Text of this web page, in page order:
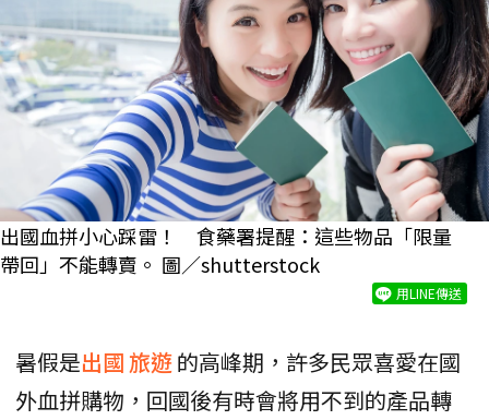
出國血拼小心踩雷！ 食藥署提醒：這些物品「限量
帶回」不能轉賣。 圖／shutterstock
用LINE傳送
暑假是出國旅遊的高峰期，許多民眾喜愛在國
外血拼購物，回國後有時會將用不到的產品轉